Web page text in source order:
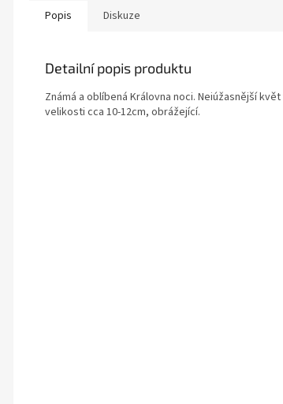
Popis Diskuze
Detailní popis produktu
Známá a oblíbená Královna noci. Neiúžasnější
velikosti cca 10-12cm, obrážející.